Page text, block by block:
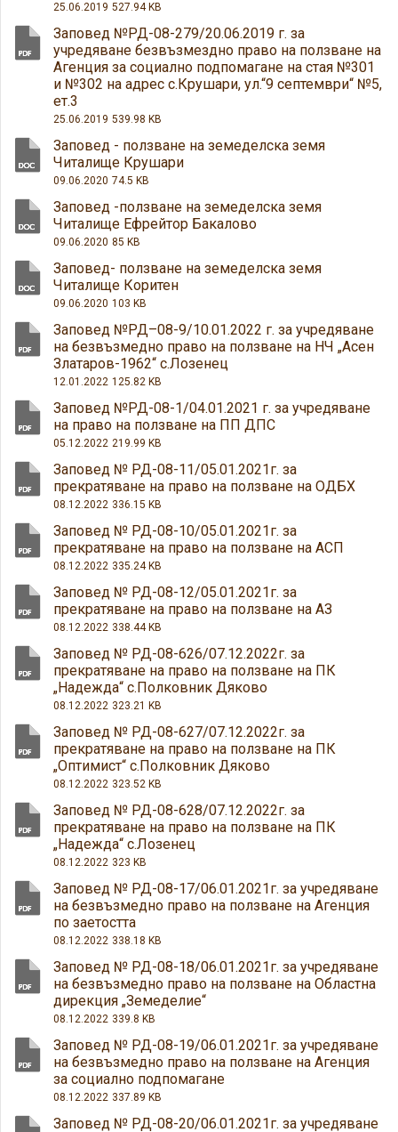
25.06.2019 527.94 KB
Заповед №РД-08-279/20.06.2019 г. за
учредяване безвъзмездно право на ползване на
Агенция за социално подпомагане на стая №301
и №302 на адрес с.Крушари, ул.“9 септември“ №5,
ет.3
25.06.2019 539.98 KB
Заповед - ползване на земеделска земя
Читалище Крушари
09.06.2020 74.5 KB
Заповед -ползване на земеделска земя
Читалище Ефрейтор Бакалово
09.06.2020 85 KB
Заповед- ползване на земеделска земя
Читалище Коритен
09.06.2020 103 KB
Заповед №РД–08-9/10.01.2022 г. за учредяване
на безвъзмедно право на ползване на НЧ „Асен
Златаров-1962“ с.Лозенец
12.01.2022 125.82 KB
Заповед №РД-08-1/04.01.2021 г. за учредяване
на право на ползване на ПП ДПС
05.12.2022 219.99 KB
Заповед № РД-08-11/05.01.2021г. за
прекратяване на право на ползване на ОДБХ
08.12.2022 336.15 KB
Заповед № РД-08-10/05.01.2021г. за
прекратяване на право на ползване на АСП
08.12.2022 335.24 KB
Заповед № РД-08-12/05.01.2021г. за
прекратяване на право на ползване на АЗ
08.12.2022 338.44 KB
Заповед № РД-08-626/07.12.2022г. за
прекратяване на право на ползване на ПК
„Надежда“ с.Полковник Дяково
08.12.2022 323.21 KB
Заповед № РД-08-627/07.12.2022г. за
прекратяване на право на ползване на ПК
„Оптимист“ с.Полковник Дяково
08.12.2022 323.52 KB
Заповед № РД-08-628/07.12.2022г. за
прекратяване на право на ползване на ПК
„Надежда“ с.Лозенец
08.12.2022 323 KB
Заповед № РД-08-17/06.01.2021г. за учредяване
на безвъзмедно право на ползване на Агенция
по заетостта
08.12.2022 338.18 KB
Заповед № РД-08-18/06.01.2021г. за учредяване
на безвъзмедно право на ползване на Областна
дирекция „Земеделие“
08.12.2022 339.8 KB
Заповед № РД-08-19/06.01.2021г. за учредяване
на безвъзмедно право на ползване на Агенция
за социално подпомагане
08.12.2022 337.89 KB
Заповед № РД-08-20/06.01.2021г. за учредяване